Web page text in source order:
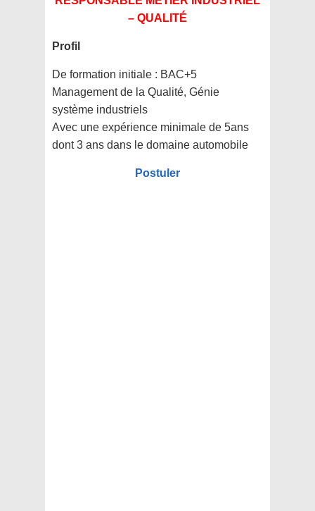
– QUALITÉ
Profil
De formation initiale : BAC+5
Management de la Qualité, Génie
système industriels
Avec une expérience minimale de 5ans
dont 3 ans dans le domaine automobile
Postuler